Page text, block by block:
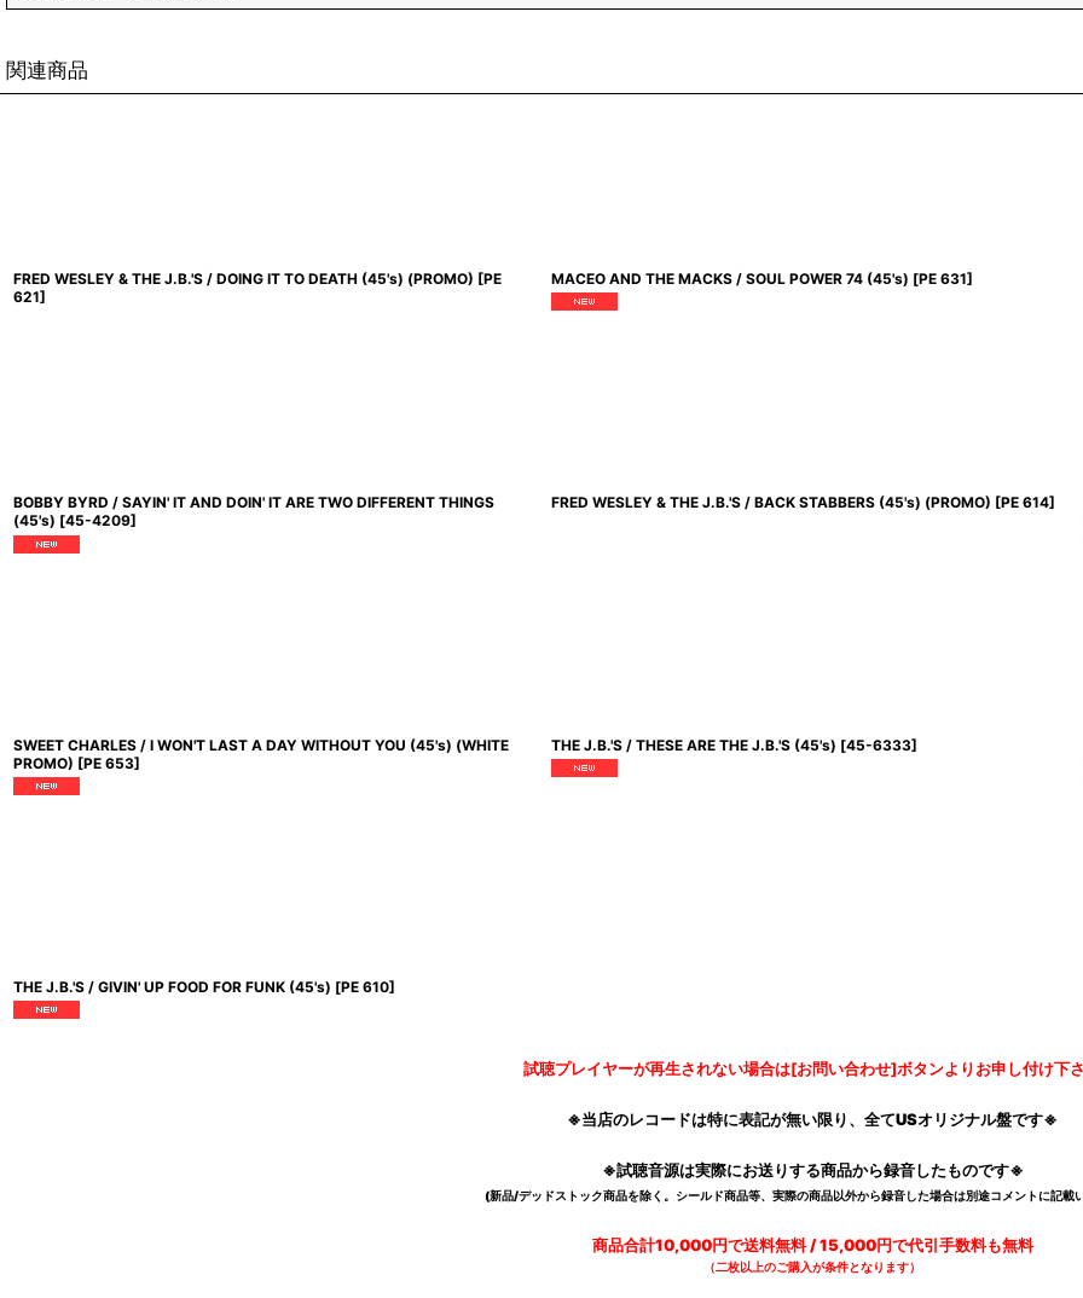
関連商品
FRED WESLEY & THE J.B.'S / DOING IT TO DEATH (45's) (PROMO) [PE
621]
MACEO AND THE MACKS / SOUL POWER 74 (45's) [PE 631]
BOBBY BYRD / SAYIN' IT AND DOIN' IT ARE TWO DIFFERENT THINGS
(45's) [45-4209]
FRED WESLEY & THE J.B.'S / BACK STABBERS (45's) (PROMO) [PE 614]
SWEET CHARLES / I WON'T LAST A DAY WITHOUT YOU (45's) (WHITE
PROMO) [PE 653]
THE J.B.'S / THESE ARE THE J.B.'S (45's) [45-6333]
THE J.B.'S / GIVIN' UP FOOD FOR FUNK (45's) [PE 610]
試聴プレイヤーが再生されない場合は[お問い合わせ]ボタンよりお申し付け下
※当店のレコードは特に表記が無い限り、全てUSオリジナル盤です※
※試聴音源は実際にお送りする商品から録音したものです※
(新品/デッドストック商品を除く。シールド商品等、実際の商品以外から録音した場合は別途コメントに記載
商品合計10,000円で送料無料 / 15,000円で代引手数料も無料
（二枚以上のご購入が条件となります）